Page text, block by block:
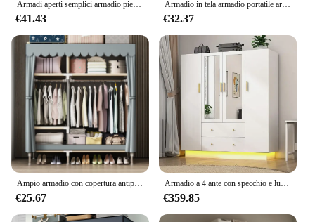
€41.43
Armadio in tela armadio portatile armadio appendiabiti con 6 ripiani e binario sospeso, tessuto Non tessuto, rapido e facile montaggio
€32.37
€25.67 €359.85